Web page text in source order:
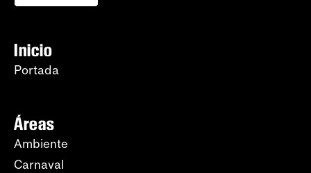
Inicio
Portada
Áreas
Ambiente
Carnaval